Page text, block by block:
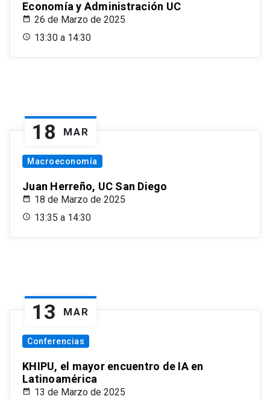
Economía y Administración UC
26 de Marzo de 2025
13:30 a 14:30
18 MAR
Macroeconomía
Juan Herreño, UC San Diego
18 de Marzo de 2025
13:35 a 14:30
13 MAR
Conferencias
KHIPU, el mayor encuentro de IA en
Latinoamérica
13 de Marzo de 2025